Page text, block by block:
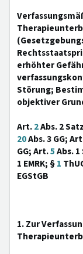
erhöhter
Störung;
objektiver
Art.2Abs. 2
20Abs. 3 GG;
GG; Art.5Abs.
1 EMRK; §1
EGStGB
1. Zur